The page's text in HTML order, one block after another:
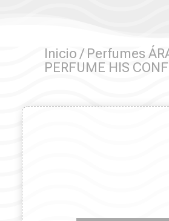
Inicio /Perfumes
PERFUME HIS